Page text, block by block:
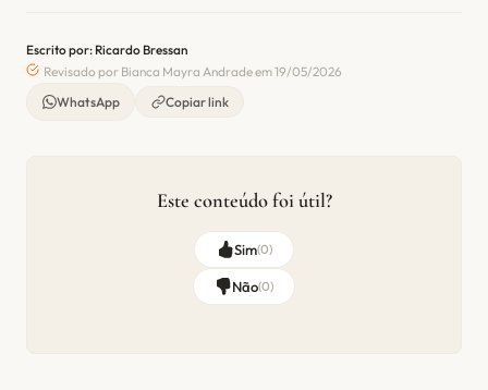
Escrito por: Ricardo Bressan
Revisado por Bianca Mayra Andrade em 19/05/2026
WhatsApp
Copiar link
Este conteúdo foi útil?
Sim(0)
Não(0)